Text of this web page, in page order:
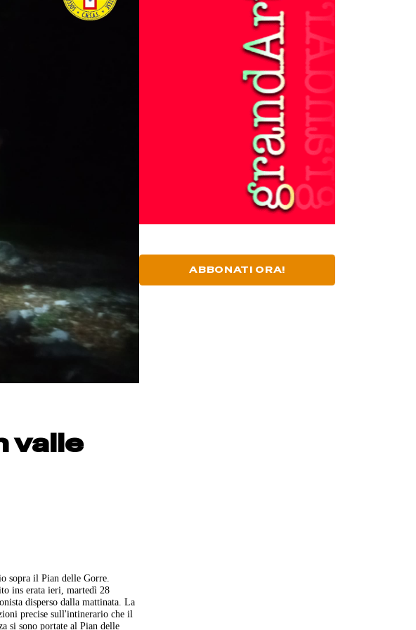
valle
sopra il Pian delle Gorre.
ins erata ieri, martedì 28
disperso dalla mattinata. La
precise sull'intinerario che il
si sono portate al Pian delle
ABBONATI ORA!